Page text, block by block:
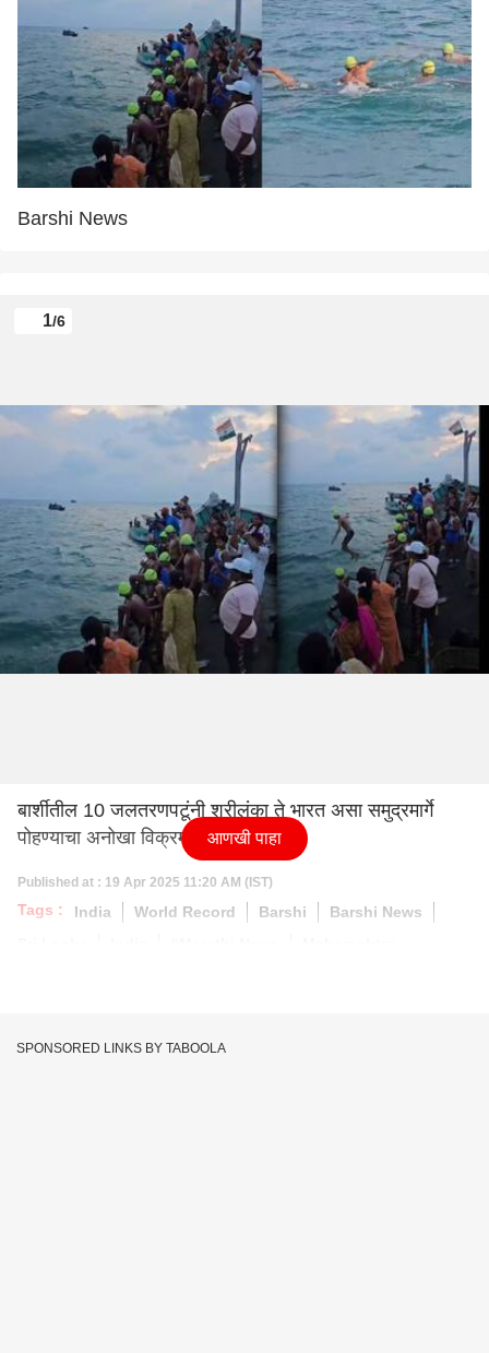
Barshi News
1/6
बार्शीतील 10 जलतरणपटूंनी श्रीलंका ते भारत असा समुद्रमार्गे
पोहण्याचा अनोखा विक्रम केला आहे.
Published at : 19 Apr 2025 11:20 AM (IST)
Tags : India World Record Barshi
Barshi News
आणखी पाहा
SPONSORED LINKS BY TABOOLA